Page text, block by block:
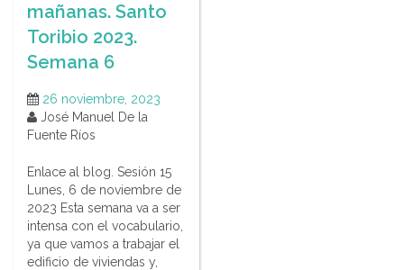
mañanas. Santo
Toribio 2023.
Semana 6
26 noviembre, 2023
José Manuel De la
Fuente Ríos
Enlace al blog. Sesión 15
Lunes, 6 de noviembre de
2023 Esta semana va a ser
intensa con el vocabulario,
ya que vamos a trabajar el
edificio de viviendas y,